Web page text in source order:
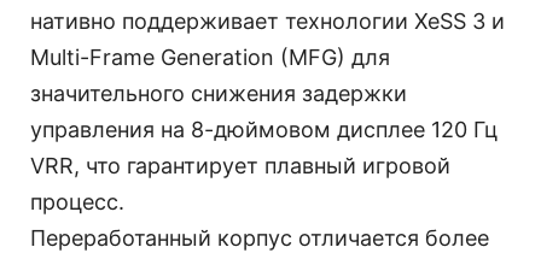
нативно поддерживает технологии XeSS 3 и
Multi-Frame Generation (MFG) для
значительного снижения задержки
управления на 8-дюймовом дисплее 120 Гц
VRR, что гарантирует плавный игровой
процесс.
Переработанный корпус отличается более